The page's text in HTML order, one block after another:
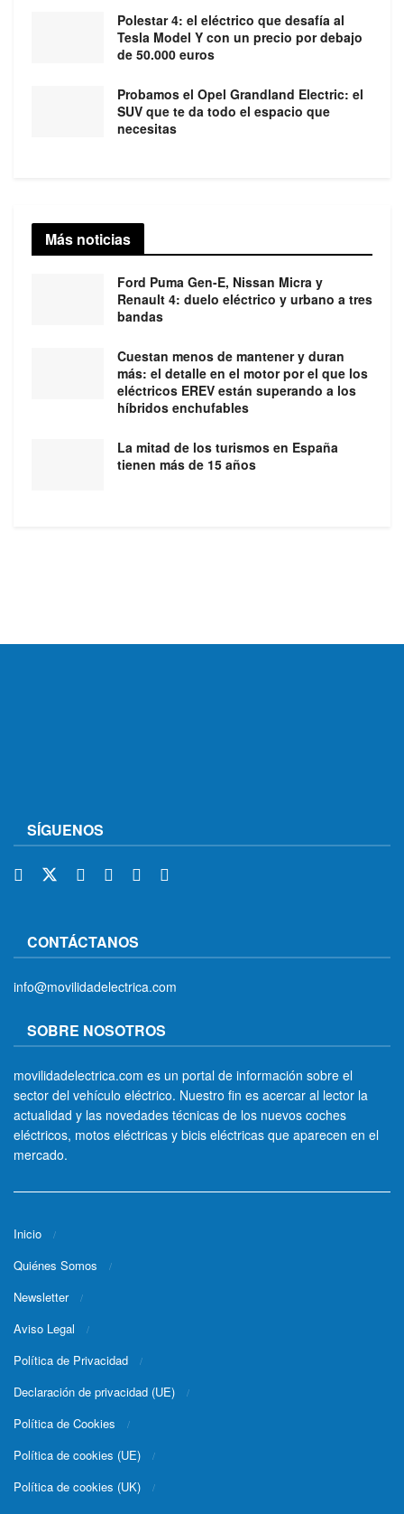
Polestar 4: el eléctrico que desafía al
Tesla Model Y con un precio por debajo
de 50.000 euros
Probamos el Opel Grandland Electric: el
SUV que te da todo el espacio que
necesitas
Más noticias
Ford Puma Gen-E, Nissan Micra y
Renault 4: duelo eléctrico y urbano a tres
bandas
Cuestan menos de mantener y duran
más: el detalle en el motor por el que los
eléctricos EREV están superando a los
híbridos enchufables
La mitad de los turismos en España
tienen más de 15 años
SÍGUENOS
CONTÁCTANOS
info@movilidadelectrica.com
SOBRE NOSOTROS
movilidadelectrica.com es un portal de información sobre el
sector del vehículo eléctrico. Nuestro fin es acercar al lector la
actualidad y las novedades técnicas de los nuevos coches
eléctricos, motos eléctricas y bicis eléctricas que aparecen en el
mercado.
Inicio
Quiénes Somos
Newsletter
Aviso Legal
Política de Privacidad
Declaración de privacidad (UE)
Política de Cookies
Política de cookies (UE)
Política de cookies (UK)